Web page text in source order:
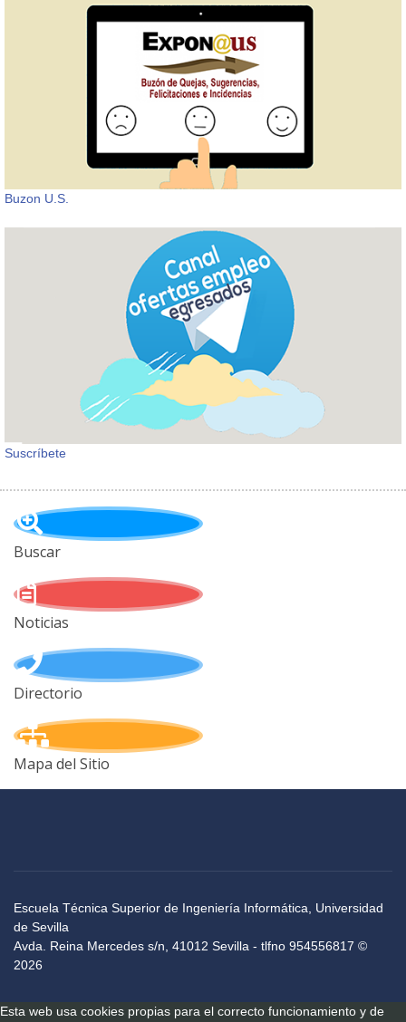
Buzon U.S.
Suscríbete
Buscar
Noticias
Directorio
Mapa del Sitio
Escuela Técnica Superior de Ingeniería Informática, Universidad
de Sevilla
Avda. Reina Mercedes s/n, 41012 Sevilla - tlfno 954556817 ©
2026
Esta web usa cookies propias para el correcto funcionamiento y de